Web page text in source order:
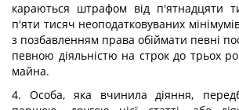
караються штрафом від п'ятнадцяти
п'яти тисяч неоподатковуваних
з позбавленням права обіймати певні
певною діяльністю на строк до трьох
майна.
4. Особа, яка вчинила діяння,